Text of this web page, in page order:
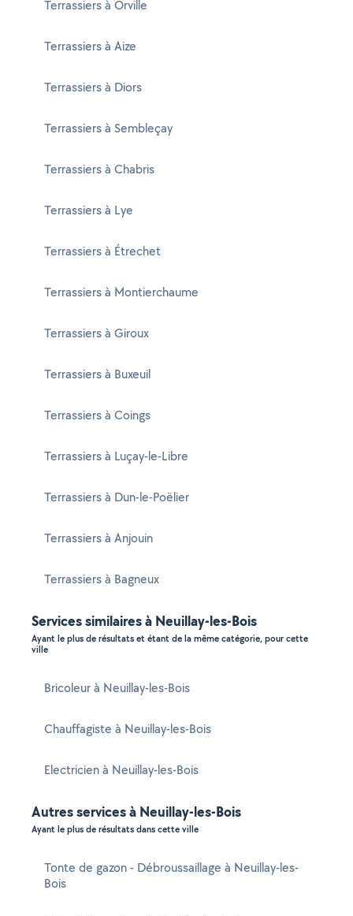
Terrassiers à Orville
Terrassiers à Aize
Terrassiers à Diors
Terrassiers à Sembleçay
Terrassiers à Chabris
Terrassiers à Lye
Terrassiers à Étrechet
Terrassiers à Montierchaume
Terrassiers à Giroux
Terrassiers à Buxeuil
Terrassiers à Coings
Terrassiers à Luçay-le-Libre
Terrassiers à Dun-le-Poëlier
Terrassiers à Anjouin
Terrassiers à Bagneux
Services similaires à Neuillay-les-Bois
Ayant le plus de résultats et étant de la même catégorie, pour cette
ville
Bricoleur à Neuillay-les-Bois
Chauffagiste à Neuillay-les-Bois
Electricien à Neuillay-les-Bois
Autres services à Neuillay-les-Bois
Ayant le plus de résultats dans cette ville
Tonte de gazon - Débroussaillage à Neuillay-les-
Bois